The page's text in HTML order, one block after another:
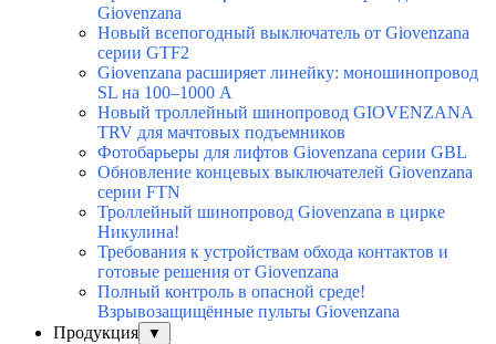
Giovenzana
Новый всепогодный выключатель от Giovenzana
серии GTF2
Giovenzana расширяет линейку: моношинопровод
SL на 100–1000 А
Новый троллейный шинопровод GIOVENZANA
TRV для мачтовых подъемников
Фотобарьеры для лифтов Giovenzana серии GBL
Обновление концевых выключателей Giovenzana
серии FTN
Троллейный шинопровод Giovenzana в цирке
Никулина!
Требования к устройствам обхода контактов и
готовые решения от Giovenzana
Полный контроль в опасной среде!
Взрывозащищённые пульты Giovenzana
Продукция
▼